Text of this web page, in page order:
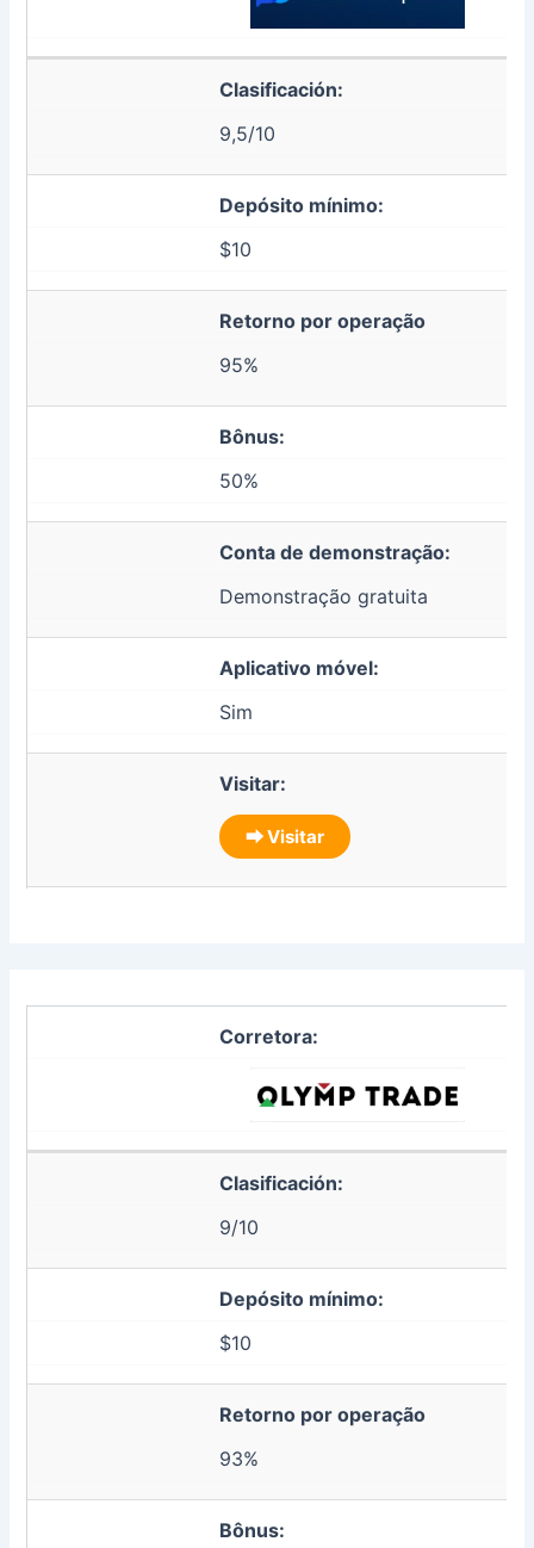
Clasificación:
9,5/10
Depósito mínimo:
$10
Retorno por operação
95%
Bônus:
50%
Conta de demonstração:
Demonstração gratuita
Aplicativo móvel:
Sim
Visitar:
⮕ Visitar
Corretora:
Clasificación:
9/10
Depósito mínimo:
$10
Retorno por operação
93%
Bônus: